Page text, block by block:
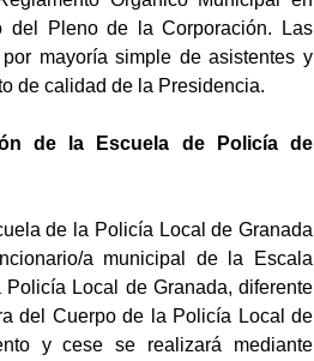
del Pleno de la Corporación. Las
mayoría simple de asistentes y
de calidad de la Presidencia.
de la Escuela de Policía de
de la Policía Local de Granada
a municipal de la Escala
Local de Granada, diferente
del Cuerpo de la Policía Local de
y cese se realizará mediante